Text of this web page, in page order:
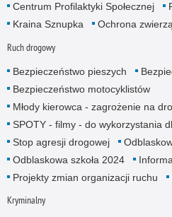
Centrum Profilaktyki Społecznej
Kraina Sznupka
Ochrona
Ruch drogowy
Bezpieczeństwo pieszych
Bezpieczeństwo motocyklistów
Młody kierowca - zagrożenie na
SPOTY - filmy - do wykorzystania
Stop agresji drogowej
Odblaskowa szkoła 2024
Projekty zmian organizacji ruchu
Kryminalny